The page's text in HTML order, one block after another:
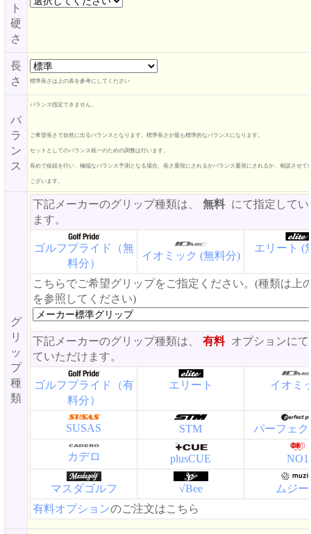
ト
硬
さ
長
さ
標準長さは上の表を参考にしてください
バ
ラ
ン
ス
バランス指定できません。
ご希望長さで自然に出るバランスとなります。標準長さが最も標準的なバランスになります。
セットとしてのバランス統一のための調整は行います。
長めで仮組を行い、極端なバランス予測となる場合、長さ重視にされるかバランス重視にされるか、相談させて
ございます。
グ
リ
ッ
プ
種
類
下記メーカーのグリップ種類は、 無料 にて指定して
ます。
ゴルフプライド（無
料分）
イオミック (無料分)
エリート (
こちらでご希望グリップをご指定ください。(種類は上
を参照してください)
下記メーカーのグリップ種類は、 有料 オプションに
ていただけます。
ゴルフプライド（有
料分）
エリート イオミ
SUSAS STM パーフェ
カデロ plusCUE NO1
マスダゴルフ √Bee
ムジ
有料オプションのご注文はこちら